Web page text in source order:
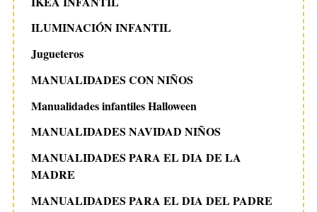
ILUMINACIÓN INFANTIL
Jugueteros
MANUALIDADES CON NIÑOS
Manualidades infantiles Halloween
MANUALIDADES NAVIDAD NIÑOS
MANUALIDADES PARA EL DIA DE LA
MADRE
MANUALIDADES PARA EL DIA DEL PADRE